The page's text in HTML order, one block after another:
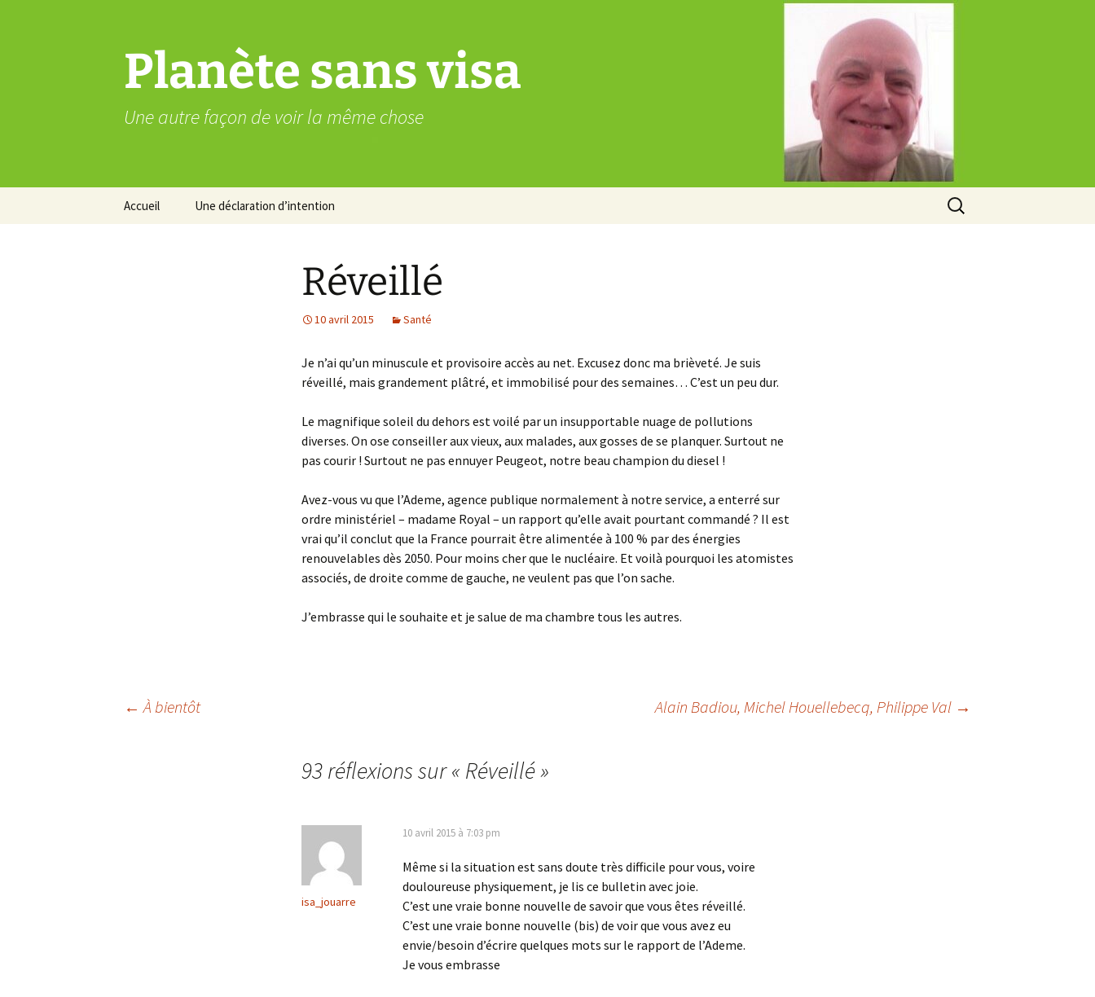
Planète sans visa
Une autre façon de voir la même chose
Accueil Une déclaration d’intention
Rechercher :
Réveillé
10 avril 2015 Santé
Je n’ai qu’un minuscule et provisoire accès au net. Excusez donc ma brièveté. Je suis
réveillé, mais grandement plâtré, et immobilisé pour des semaines… C’est un peu dur.
Le magnifique soleil du dehors est voilé par un insupportable nuage de pollutions
diverses. On ose conseiller aux vieux, aux malades, aux gosses de se planquer. Surtout ne
pas courir ! Surtout ne pas ennuyer Peugeot, notre beau champion du diesel !
Avez-vous vu que l’Ademe, agence publique normalement à notre service, a enterré sur
ordre ministériel – madame Royal – un rapport qu’elle avait pourtant commandé ? Il est
vrai qu’il conclut que la France pourrait être alimentée à 100 % par des énergies
renouvelables dès 2050. Pour moins cher que le nucléaire. Et voilà pourquoi les atomistes
associés, de droite comme de gauche, ne veulent pas que l’on sache.
J’embrasse qui le souhaite et je salue de ma chambre tous les autres.
Navigation
← À bientôt Alain Badiou, Michel Houellebecq, Philippe Val →
93 réflexions sur « Réveillé»
isa_jouarre
10 avril 2015 à 7:03 pm
Même si la situation est sans doute très difficile pour vous, voire
douloureuse physiquement, je lis ce bulletin avec joie.
C’est une vraie bonne nouvelle de savoir que vous êtes réveillé.
C’est une vraie bonne nouvelle (bis) de voir que vous avez eu
envie/besoin d’écrire quelques mots sur le rapport de l’Ademe.
Je vous embrasse